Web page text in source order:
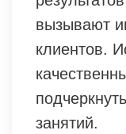
вызывают
клиентов.
занятий.